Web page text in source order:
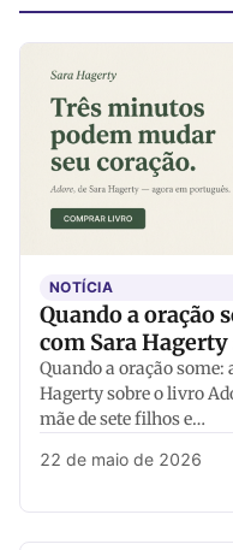
NOTÍCIA
Quando a oração
com Sara
Quando a oração
Hagerty sobre o livro
mãe de sete filhos e…
22 de maio de 2026